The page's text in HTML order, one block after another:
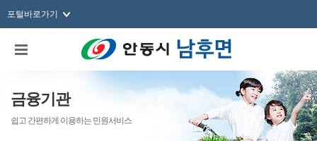
포털바로가기
금융기관
쉽고 간편하게 이용하는 민원서비스